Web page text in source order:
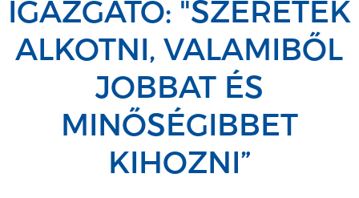
IGAZGATÓ: "SZERETEK
ALKOTNI, VALAMIBŐL
JOBBAT ÉS
MINŐSÉGIBBET
KIHOZNI”